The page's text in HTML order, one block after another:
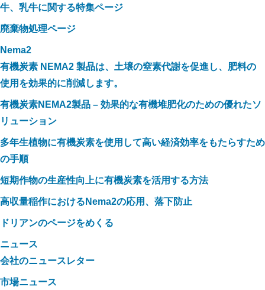
牛、乳牛に関する特集ページ
廃棄物処理ページ
Nema2
有機炭素 NEMA2 製品は、土壌の窒素代謝を促進し、肥料の
使用を効果的に削減します。
有機炭素NEMA2製品 – 効果的な有機堆肥化のための優れたソ
リューション
多年生植物に有機炭素を使用して高い経済効率をもたらすため
の手順
短期作物の生産性向上に有機炭素を活用する方法
高収量稲作におけるNema2の応用、落下防止
ドリアンのページをめくる
ニュース
会社のニュースレター
市場ニュース